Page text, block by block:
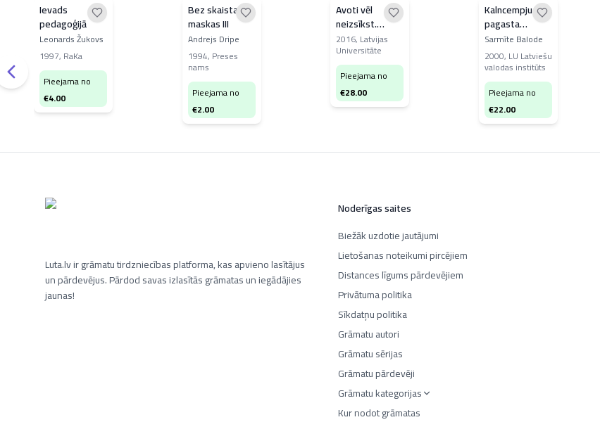
Ievads
pedagoģijā
Leonards Žukovs
1997, RaKa
Pieejama no
€4.00
Bez skaistas
maskas III
Andrejs Dripe
1994, Preses
nams
Pieejama no
€2.00
Avoti vēl
neizsīkst.
Latviešu
valodas dialekti
21. gadsimtā
2016, Latvijas
Universitāte
Pieejama no
€28.00
Kalncempju
pagasta
Kalnamuižas
daļas izloksnes
apraksts
Sarmīte Balode
2000, LU Latviešu
valodas institūts
Pieejama no
€22.00
Luta.lv ir grāmatu tirdzniecības platforma, kas apvieno lasītājus
un pārdevējus. Pārdod savas izlasītās grāmatas un iegādājies
jaunas!
Noderīgas saites
Biežāk uzdotie jautājumi
Lietošanas noteikumi pircējiem
Distances līgums pārdevējiem
Privātuma politika
Sīkdatņu politika
Grāmatu autori
Grāmatu sērijas
Grāmatu pārdevēji
Grāmatu kategorijas
Kur nodot grāmatas